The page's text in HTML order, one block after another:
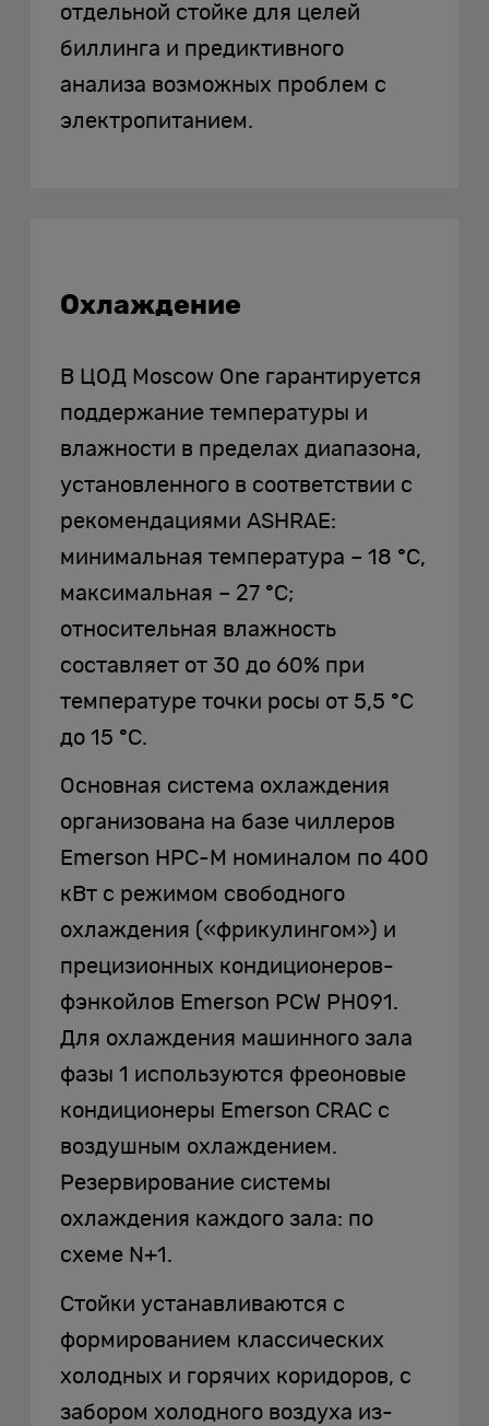
отдельной стойке для целей
биллинга и предиктивного
анализа возможных проблем с
электропитанием.
Охлаждение
В ЦОД Moscow One гарантируется
поддержание температуры и
влажности в пределах диапазона,
установленного в соответствии с
рекомендациями ASHRAE:
минимальная температура – 18 °C,
максимальная – 27 °C;
относительная влажность
составляет от 30 до 60% при
температуре точки росы от 5,5 °C
до 15 °C.
Основная система охлаждения
организована на базе чиллеров
Emerson HPC-M номиналом по 400
кВт с режимом свободного
охлаждения («фрикулингом») и
прецизионных кондиционеров-
фэнкойлов Emerson PCW PH091.
Для охлаждения машинного зала
фазы 1 используются фреоновые
кондиционеры Emerson CRAC с
воздушным охлаждением.
Резервирование системы
охлаждения каждого зала: по
схеме N+1.
Стойки устанавливаются с
формированием классических
холодных и горячих коридоров, с
забором холодного воздуха из-